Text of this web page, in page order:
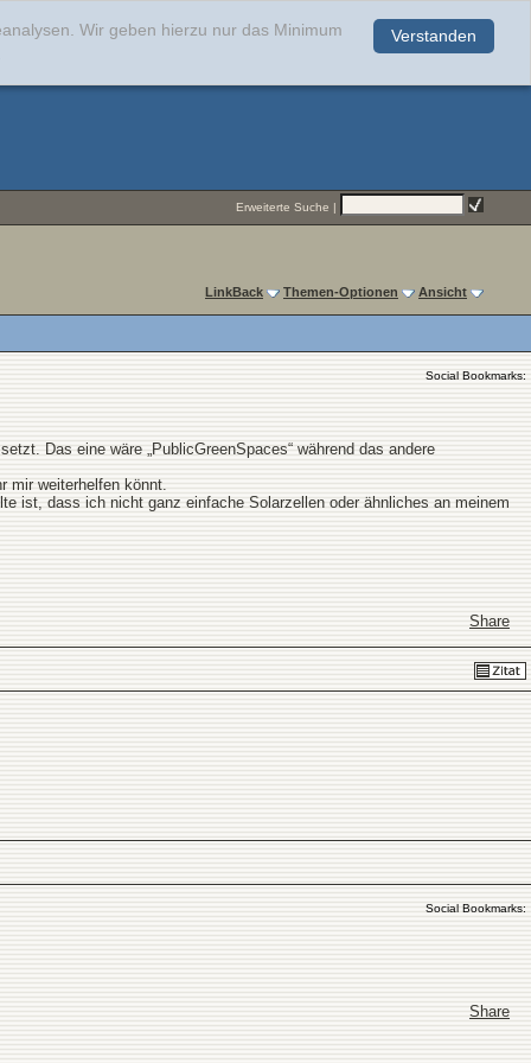
Verstanden
Wir geben hierzu nur das Minimum
Erweiterte Suche |
LinkBack Themen-Optionen Ansicht
Social Bookmarks:
Das eine wäre „PublicGreenSpaces“ während das andere
mir weiterhelfen könnt.
ist, dass ich nicht ganz einfache Solarzellen oder ähnliches an meinem
Share
Social Bookmarks:
Share